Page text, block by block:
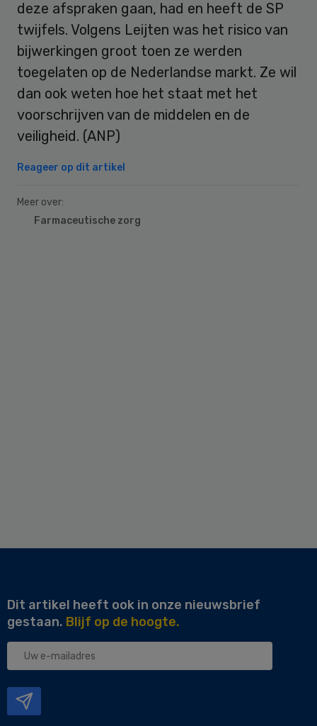
deze afspraken gaan, had en heeft de SP
twijfels. Volgens Leijten was het risico van
bijwerkingen groot toen ze werden
toegelaten op de Nederlandse markt. Ze wil
dan ook weten hoe het staat met het
voorschrijven van de middelen en de
veiligheid. (ANP)
Reageer op dit artikel
Meer over:
Farmaceutische zorg
Dit artikel heeft ook in onze nieuwsbrief
gestaan. Blijf op de hoogte.
Uw